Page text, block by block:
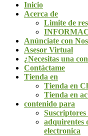
Inicio
Acerca de
Limite de
Anúnciate con
Asesor Virtual
¿Necesitas una
Contáctame
Tienda en
Tienda en
Tienda en
contenido para
Suscriptores
adquirentes
electronica